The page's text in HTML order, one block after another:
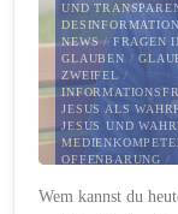
UND
DESINFORMATION
NEWS/ FRAGEN
GLAUBEN /
ZWEIFEL /
JESUS ALS
JESUS UND
OFFENBARUNG /
MISSBRAUCH
Wem kannst du